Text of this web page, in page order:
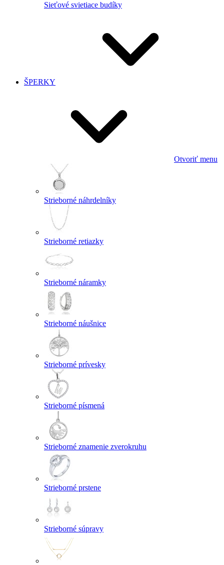
Sieťové svietiace budíky
ŠPERKY
Otvoriť menu
Strieborné náhrdelníky
Strieborné retiazky
Strieborné náramky
Strieborné náušnice
Strieborné prívesky
Strieborné písmená
Strieborné znamenie zverokruhu
Strieborné prstene
Strieborné súpravy